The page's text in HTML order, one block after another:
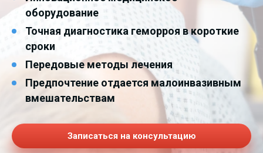
оборудование
Точная диагностика геморроя в короткие
сроки
Передовые методы лечения
Предпочтение отдается малоинвазивным
вмешательствам
Записаться на консультацию